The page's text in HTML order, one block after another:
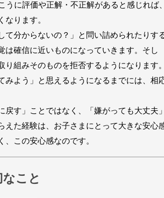
に評価や正解・不正解があると感じれば、
なります。
分からないの？」と問い詰められたりす
は確信に近いものになっていきます。そし
組みそのものを拒否するようになります。
みよう」と思えるようになるまでには、相
す」ことではなく、「嫌がっても大丈夫
えた経験は、お子さまにとって大きな安
この安心感なのです。
こと